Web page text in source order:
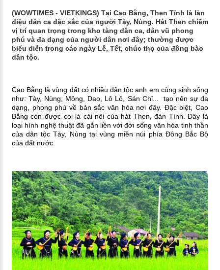
(WOWTIMES - VIETKINGS) Tại Cao Bằng, Then Tính là làn
điệu dân ca đặc sắc của người Tày, Nùng. Hát Then chiếm
vị trí quan trọng trong kho tàng dân ca, dân vũ phong
phú và đa dạng của người dân nơi đây; thường được
biểu diễn trong các ngày Lễ, Tết, chúc thọ của đồng bào
dân tộc.
Cao Bằng là vùng đất có nhiều dân tộc anh em cùng sinh sống
như: Tày, Nùng, Mông, Dao, Lô Lô, Sán Chỉ... tạo nên sự đa
dạng, phong phú về bản sắc văn hóa nơi đây. Đặc biệt, Cao
Bằng còn được coi là cái nôi của hát Then, đàn Tính. Đây là
loại hình nghệ thuật đã gắn liền với đời sống văn hóa tinh thần
của dân tộc Tày, Nùng tại vùng miền núi phía Đông Bắc Bộ
của đất nước.